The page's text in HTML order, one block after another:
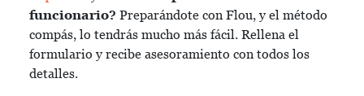
funcionario? Preparándote con Flou, y el método
compás, lo tendrás mucho más fácil. Rellena el
formulario y recibe asesoramiento con todos los
detalles.